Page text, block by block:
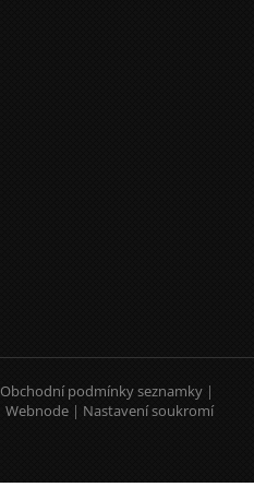
Obchodní podmínky seznamky |
Webnode | Nastavení soukromí